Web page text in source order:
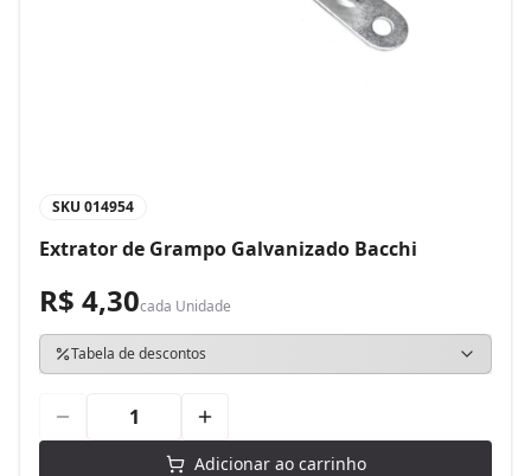
SKU 014954
Extrator de Grampo Galvanizado Bacchi
R$ 4,30cada Unidade
Tabela de descontos
Adicionar ao carrinho